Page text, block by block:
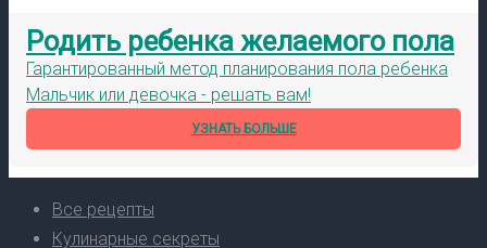
Родить ребенка желаемого пола
Гарантированный метод планирования пола ребенка
Мальчик или девочка - решать вам!
УЗНАТЬ БОЛЬШЕ
Все рецепты
Кулинарные секреты